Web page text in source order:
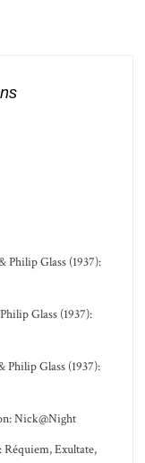
Philip Glass (1937):
Glass (1937):
Philip Glass (1937):
Nick@Night
Exultate,